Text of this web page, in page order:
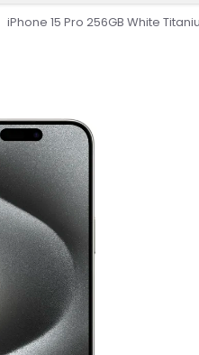
iPhone 15 Pro 256GB White